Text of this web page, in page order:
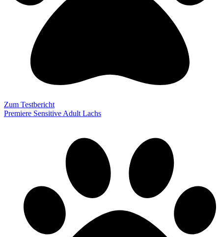
Zum Testbericht
Premiere Sensitive Adult Lachs